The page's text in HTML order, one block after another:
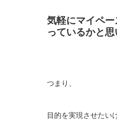
気軽にマイペー
っているかと思
つまり、
目的を実現させたい